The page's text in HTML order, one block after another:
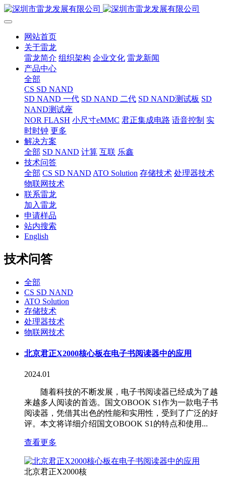
网站首页
关于雷龙
雷龙简介 组织架构 企业文化 雷龙新闻
产品中心
全部
CS SD NAND
SD NAND 一代 SD NAND 二代 SD NAND测试板 SD
NAND测试座
NOR FLASH 小尺寸eMMC 君正集成电路 语音控制 实
时时钟 更多
解决方案
全部 SD NAND 计算 互联 乐鑫
技术问答
全部 CS SD NAND ATO Solution 存储技术 处理器技术
物联网技术
联系雷龙
加入雷龙
申请样品
站内搜索
English
技术问答
全部
CS SD NAND
ATO Solution
存储技术
处理器技术
物联网技术
北京君正X2000核心板在电子书阅读器中的应用
2024.01
随着科技的不断发展，电子书阅读器已经成为了越
来越多人阅读的首选。国文OBOOK S1作为一款电子书
阅读器，凭借其出色的性能和实用性，受到了广泛的好
评。本文将详细介绍国文OBOOK S1的特点和使用...
查看更多
北京君正X2000核